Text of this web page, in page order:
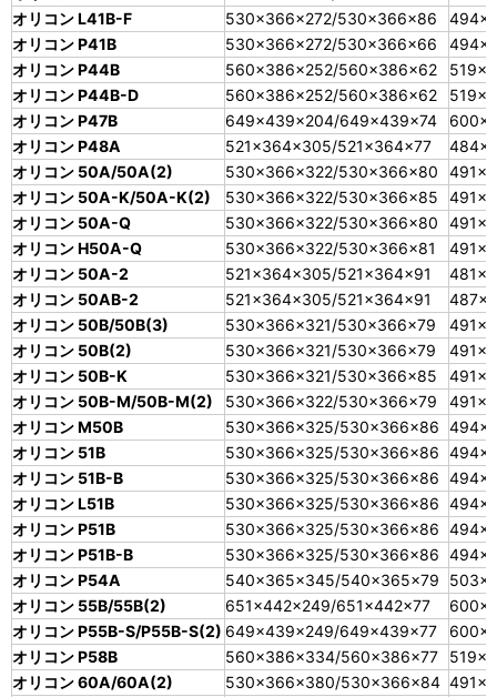
オリコン L41B-F
530×366×272/530×366×86
オリコン P41B
530×366×272/530×366×66
オリコン P44B
560×386×252/560×386×62
オリコン P44B-D
560×386×252/560×386×62
オリコン P47B
649×439×204/649×439×74
オリコン P48A
521×364×305/521×364×77
オリコン 50A/50A(2)
530×366×322/530×366×80
オリコン 50A-K/50A-K(2)
530×366×322/530×366×85
オリコン 50A-Q
530×366×322/530×366×80
オリコン H50A-Q
530×366×322/530×366×81
オリコン 50A-2
521×364×305/521×364×91
オリコン 50AB-2
521×364×305/521×364×91
オリコン 50B/50B(3)
530×366×321/530×366×79
オリコン 50B(2)
530×366×321/530×366×79
オリコン 50B-K
530×366×321/530×366×85
オリコン 50B-M/50B-M(2)
530×366×322/530×366×79
オリコン M50B
530×366×325/530×366×86
オリコン 51B
530×366×325/530×366×86
オリコン 51B-B
530×366×325/530×366×86
オリコン L51B
530×366×325/530×366×86
オリコン P51B
530×366×325/530×366×86
オリコン P51B-B
530×366×325/530×366×86
オリコン P54A
540×365×345/540×365×79
オリコン 55B/55B(2)
651×442×249/651×442×77
オリコン P55B-S/P55B-S(2) 649×439×249/649×439×77
オリコン P58B
560×386×334/560×386×77
オリコン 60A/60A(2)
530×366×380/530×366×84